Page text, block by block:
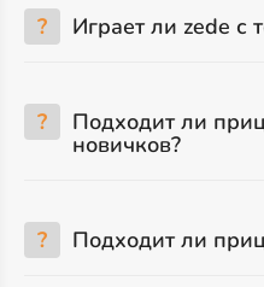
? Играет ли zede с
? Подходит ли
новичков?
? Подходит ли